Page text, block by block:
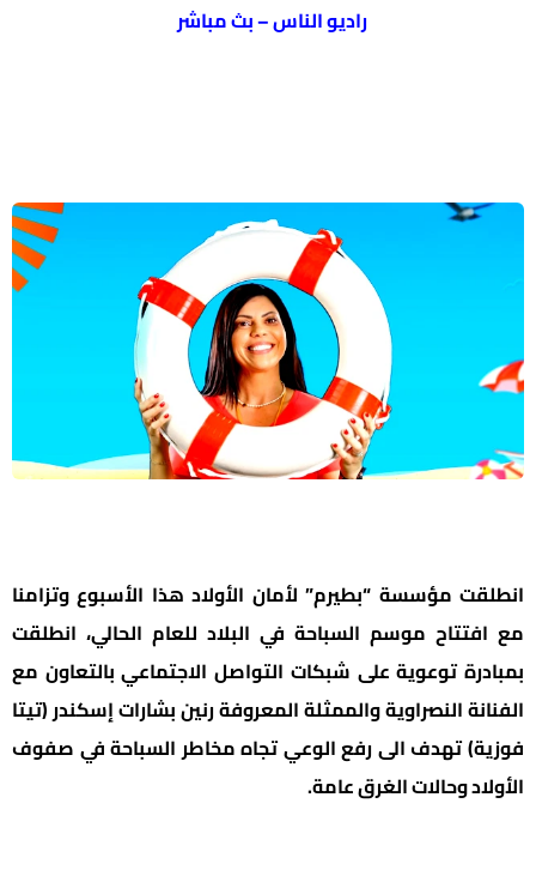
راديو الناس – بث مباشر
​انطلقت مؤسسة “بطيرم” لأمان الأولاد هذا الأسبوع وتزامنا
مع افتتاح موسم السباحة في البلاد للعام الحالي، انطلقت
بمبادرة توعوية على شبكات التواصل الاجتماعي بالتعاون مع
الفنانة النصراوية والممثلة المعروفة رنين بشارات إسكندر (تيتا
فوزية) تهدف الى رفع الوعي تجاه مخاطر السباحة في صفوف
الأولاد وحالات الغرق عامة.